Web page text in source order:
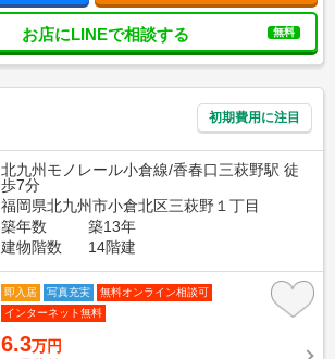
お店にLINEで相談する 無料
初期費用に注目
北九州モノレール小倉線/香春口三萩野駅 徒
歩7分
福岡県北九州市小倉北区三萩野１丁目
築年数
築13年
建物階数
14階建
即入居 写真充実
無料オンライン相談可
インターネット無料
6.3万円